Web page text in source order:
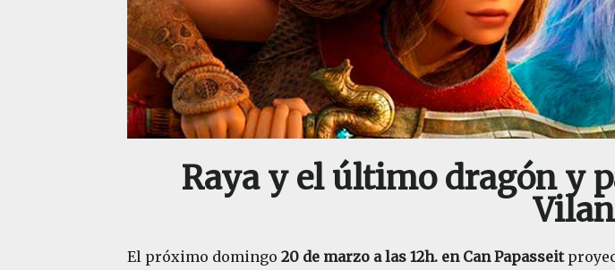
Raya y el último dragón y
El próximo domingo 20 de marzo a las 12h. en Can Papasseit